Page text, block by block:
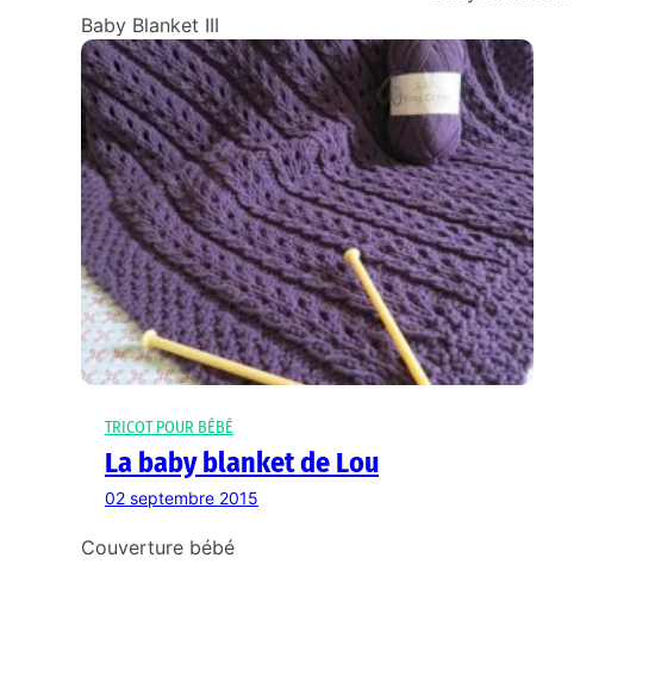
Baby Blanket III
TRICOT POUR BÉBÉ
La baby blanket de Lou
02 septembre 2015
Couverture bébé